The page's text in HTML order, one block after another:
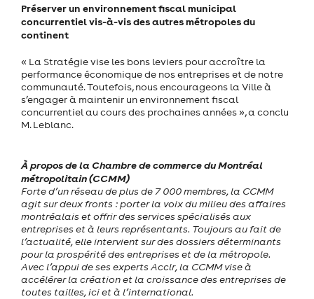
Préserver un environnement fiscal municipal
concurrentiel vis-à-vis des autres métropoles du
continent
« La Stratégie vise les bons leviers pour accroître la
performance économique de nos entreprises et de notre
communauté. Toutefois, nous encourageons la Ville à
s’engager à maintenir un environnement fiscal
concurrentiel au cours des prochaines années », a conclu
M. Leblanc.
À propos de la Chambre de commerce du Montréal
métropolitain (CCMM)
Forte d’un réseau de plus de 7 000 membres, la CCMM
agit sur deux fronts : porter la voix du milieu des affaires
montréalais et offrir des services spécialisés aux
entreprises et à leurs représentants. Toujours au fait de
l’actualité, elle intervient sur des dossiers déterminants
pour la prospérité des entreprises et de la métropole.
Avec l’appui de ses experts Acclr, la CCMM vise à
accélérer la création et la croissance des entreprises de
toutes tailles, ici et à l’international.